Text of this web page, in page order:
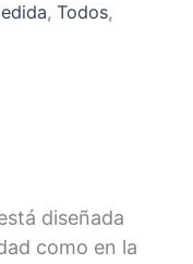
, Todos,
diseñada
como en la